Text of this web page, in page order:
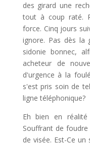
des girard une
tout à coup raté.
force. Cinq jours
ignore. Pas dès la
sidonie bonnec,
acheteur de
d'urgence à la
s'est pris soin de
ligne téléphonique?
Eh bien en
Souffrant de
de visée. Est-Ce